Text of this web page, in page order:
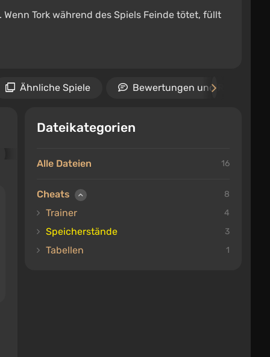
Tork während des Spiels Feinde tötet, füllt
Ähnliche Spiele Bewertungen und
Dateikategorien
Alle Dateien 16
Cheats 8
Trainer 4
Speicherstände 3
Tabellen 1